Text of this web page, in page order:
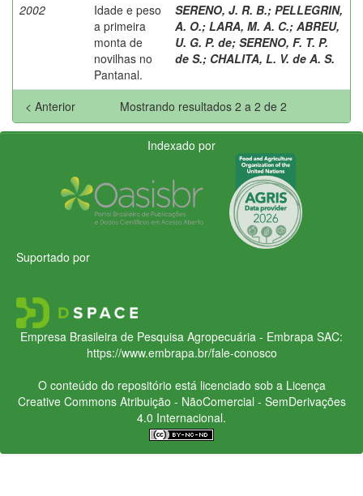
2002
Idade e peso
a primeira
monta de
novilhas no
Pantanal.
SERENO, J. R. B.; PELLEGRIN,
A. O.; LARA, M. A. C.; ABREU,
U. G. P. de; SERENO, F. T. P.
de S.; CHALITA, L. V. de A. S.
Mostrando resultados 2 a 2 de 2
< Anterior
Indexado por
Suportado por
Empresa Brasileira de Pesquisa Agropecuária - Embrapa SAC:
https://www.embrapa.br/fale-conosco
O conteúdo do repositório está licenciado sob a Licença
Creative CommonsAtribuição - NãoComercial - SemDerivações
4.0 Internacional.